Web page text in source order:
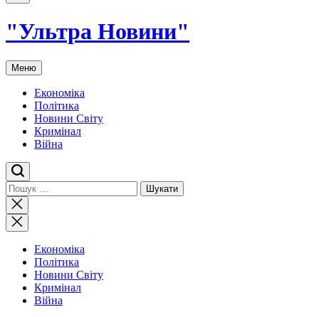
"Ультра Новини"
Меню
Економіка
Політика
Новини Світу
Кримінал
Війна
Пошук:
Закрити
пошук
Економіка
Політика
Новини Світу
Кримінал
Війна